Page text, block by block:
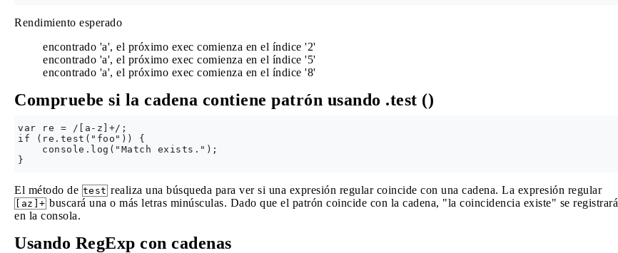
Rendimiento esperado
encontrado 'a', el próximo exec comienza en el índice '2'
encontrado 'a', el próximo exec comienza en el índice '5'
encontrado 'a', el próximo exec comienza en el índice '8'
Compruebe si la cadena contiene patrón usando .test ()
var re = /[a-z]+/;
if (re.test("foo")) {
    console.log("Match exists.");
El método de test realiza una búsqueda para ver si una expresión regular coincide con una cadena. La expresión regular
[az]+ buscará una o más letras minúsculas. Dado que el patrón coincide con la cadena, "la coincidencia existe" se registrará
en la consola.
Usando RegExp con cadenas